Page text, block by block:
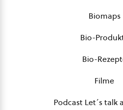
Biomaps
Bio-
Bio-
Filme
Podcast Let´s talk